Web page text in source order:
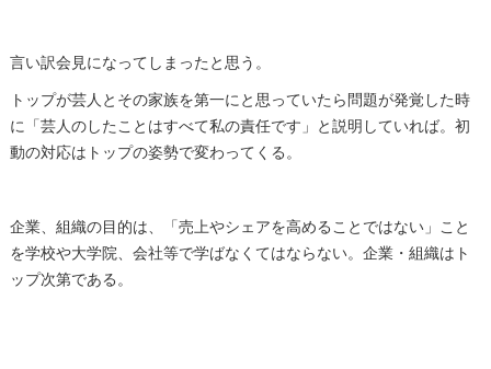
言い訳会見になってしまったと思う。
トップが芸人とその家族を第一にと思っていたら問題が発覚した時
に「芸人のしたことはすべて私の責任です」と説明していれば。初
動の対応はトップの姿勢で変わってくる。
企業、組織の目的は、「売上やシェアを高めることではない」こと
を学校や大学院、会社等で学ばなくてはならない。企業・組織はト
ップ次第である。